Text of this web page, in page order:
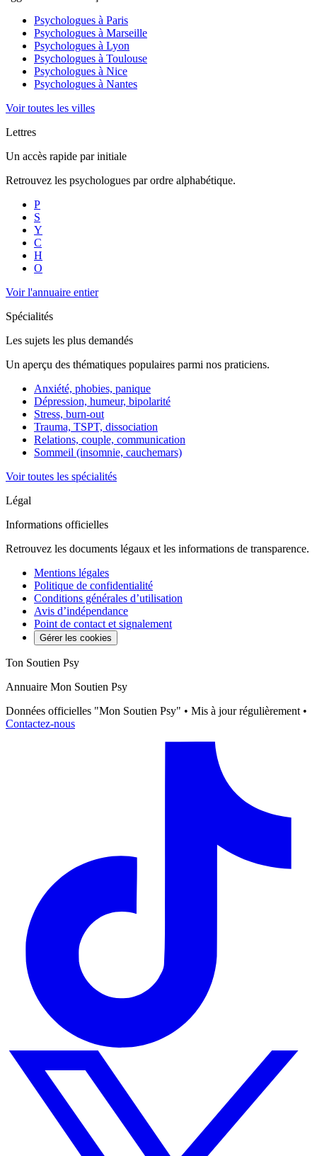
Psychologues à Paris
Psychologues à Marseille
Psychologues à Lyon
Psychologues à Toulouse
Psychologues à Nice
Psychologues à Nantes
Voir toutes les villes
Lettres
Un accès rapide par initiale
Retrouvez les psychologues par ordre alphabétique.
P
S
Y
C
H
O
Voir l'annuaire entier
Spécialités
Les sujets les plus demandés
Un aperçu des thématiques populaires parmi nos praticiens.
Anxiété, phobies, panique
Dépression, humeur, bipolarité
Stress, burn-out
Trauma, TSPT, dissociation
Relations, couple, communication
Sommeil (insomnie, cauchemars)
Voir toutes les spécialités
Légal
Informations officielles
Retrouvez les documents légaux et les informations de transparence.
Mentions légales
Politique de confidentialité
Conditions générales d’utilisation
Avis d’indépendance
Point de contact et signalement
Gérer les cookies
Ton Soutien Psy
Annuaire Mon Soutien Psy
Données officielles "Mon Soutien Psy" • Mis à jour régulièrement •
Contactez-nous